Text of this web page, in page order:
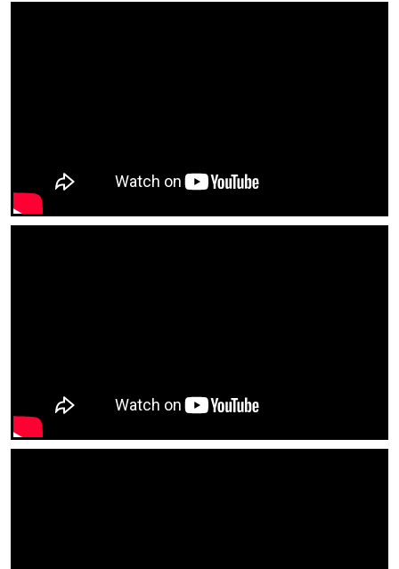
Nos interesa tu Comentario u Opinión para ofrecerte un